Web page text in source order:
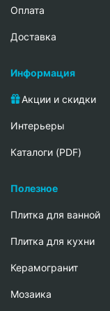
Oплата
Доставка
Информация
Акции и скидки
Интерьеры
Каталоги (PDF)
Полезное
Плитка для ванной
Плитка для кухни
Керамогранит
Мозаика